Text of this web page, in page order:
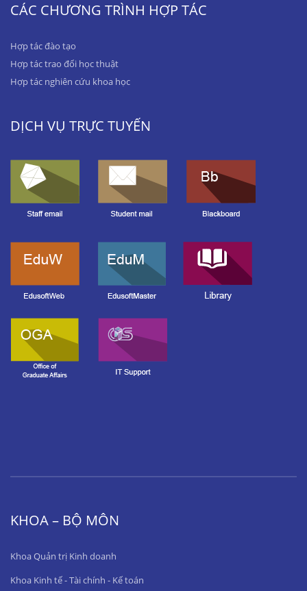
CÁC CHƯƠNG TRÌNH HỢP TÁC
Hợp tác đào tạo
Hợp tác trao đổi học thuật
Hợp tác nghiên cứu khoa học
DỊCH VỤ TRỰC TUYẾN
KHOA – BỘ MÔN
Khoa Quản trị Kinh doanh
Khoa Kinh tế - Tài chính - Kế toán